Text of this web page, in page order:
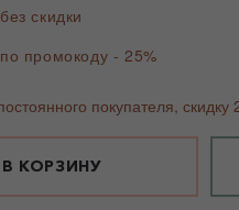
без скидки
по промокоду - 25%
покупателя, скидку
В КОРЗИНУ